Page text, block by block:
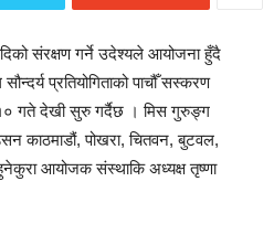
संरक्षण गर्ने उदेश्यले आयोजना हुँदै
प्रतियोगिताको पाचौँ सस्करण
गते देखी सुरु गर्दैछ । मिस गुरुङ्ग
काठमाडौं, पोखरा, चितवन, बुटवल,
आयोजक संस्थाकि अध्यक्ष तृष्णा